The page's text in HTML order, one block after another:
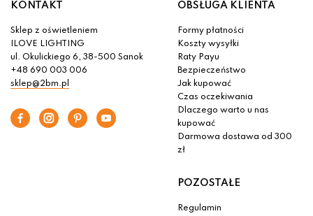
KONTAKT
Sklep z oświetleniem
ILOVE LIGHTING
ul. Okulickiego 6, 38-500 Sanok
+48 690 003 006
sklep@2bm.pl
OBSŁUGA KLIENTA
Formy płatności
Koszty wysyłki
Raty Payu
Bezpieczeństwo
Jak kupować
Czas oczekiwania
Dlaczego warto u nas
kupować
Darmowa dostawa od 300
zł
POZOSTAŁE
Regulamin